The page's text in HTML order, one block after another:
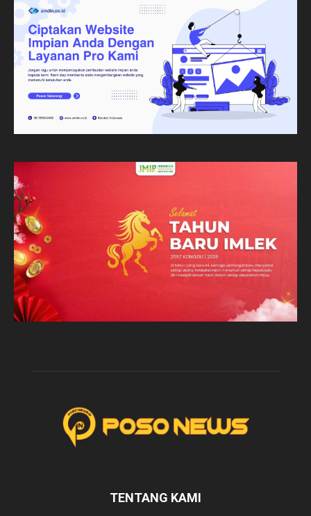
TENTANG KAMI